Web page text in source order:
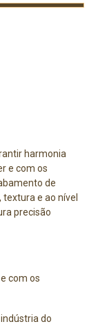
harmonia
e com os
de
e ao nível
precisão
com os
do